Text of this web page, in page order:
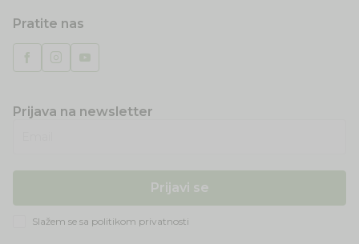
Pratite nas
Prijava na newsletter
Prijavi se
Slažem se sa politikom privatnosti